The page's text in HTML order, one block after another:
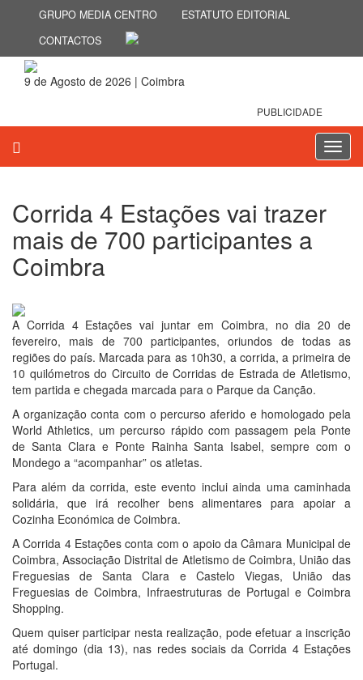
GRUPO MEDIA CENTRO
ESTATUTO EDITORIAL
CONTACTOS
9 de Agosto de 2026 | Coimbra
PUBLICIDADE
Corrida 4 Estações vai trazer
mais de 700 participantes a
Coimbra
A Corrida 4 Estações vai juntar em Coimbra, no dia 20 de
fevereiro, mais de 700 participantes, oriundos de todas as
regiões do país. Marcada para as 10h30, a corrida, a primeira de
10 quilómetros do Circuito de Corridas de Estrada de Atletismo,
tem partida e chegada marcada para o Parque da Canção.
A organização conta com o percurso aferido e homologado pela
World Athletics, um percurso rápido com passagem pela Ponte
de Santa Clara e Ponte Rainha Santa Isabel, sempre com o
Mondego a “acompanhar” os atletas.
Para além da corrida, este evento inclui ainda uma caminhada
solidária, que irá recolher bens alimentares para apoiar a
Cozinha Económica de Coimbra.
A Corrida 4 Estações conta com o apoio da Câmara Municipal de
Coimbra, Associação Distrital de Atletismo de Coimbra, União das
Freguesias de Santa Clara e Castelo Viegas, União das
Freguesias de Coimbra, Infraestruturas de Portugal e Coimbra
Shopping.
Quem quiser participar nesta realização, pode efetuar a inscrição
até domingo (dia 13), nas redes sociais da Corrida 4 Estações
Portugal.